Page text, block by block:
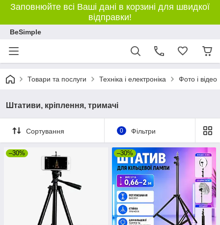
Заповнюйте всі Ваші дані в корзині для швидкої
відправки!
BeSimple
Товари та послуги Техніка і електроніка Фото і відео
Штативи, кріплення, тримачі
Сортування 0 Фільтри
–30% –30%